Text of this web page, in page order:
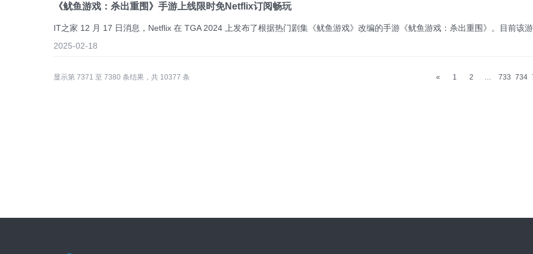
《鱿鱼游戏：杀出重围》手游上线限时免Netflix订阅畅玩
2025-02-18
显示第 7371 至 7380 条结果，共 10377 条 « 1 2 … 733 734